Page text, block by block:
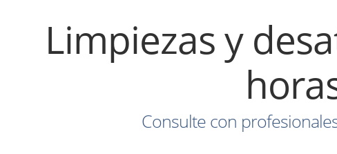
Limpiezas y
Consulte con